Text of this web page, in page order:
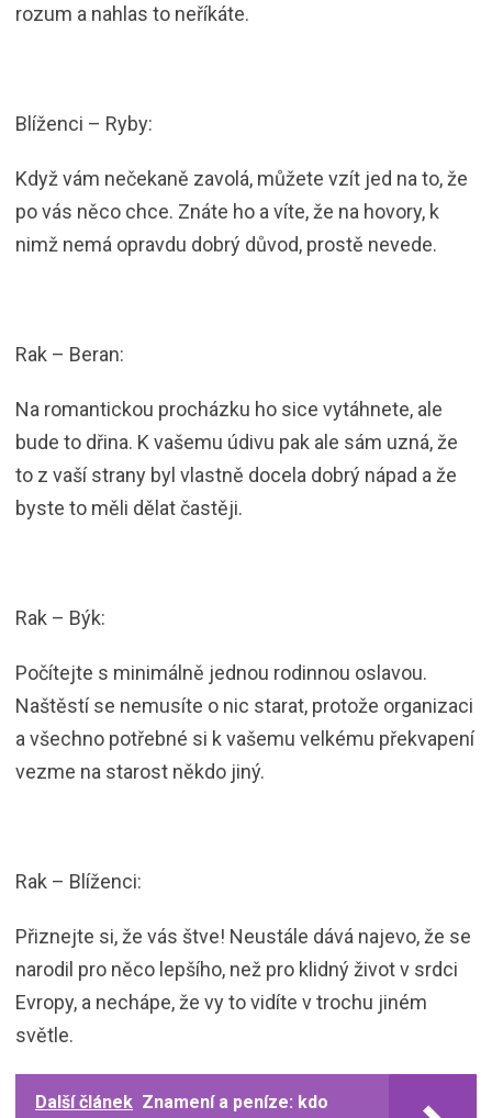
rozum a nahlas to neříkáte.
Blíženci – Ryby:
Když vám nečekaně zavolá, můžete vzít jed na to, že
po vás něco chce. Znáte ho a víte, že na hovory, k
nimž nemá opravdu dobrý důvod, prostě nevede.
Rak – Beran:
Na romantickou procházku ho sice vytáhnete, ale
bude to dřina. K vašemu údivu pak ale sám uzná, že
to z vaší strany byl vlastně docela dobrý nápad a že
byste to měli dělat častěji.
Rak – Býk:
Počítejte s minimálně jednou rodinnou oslavou.
Naštěstí se nemusíte o nic starat, protože organizaci
a všechno potřebné si k vašemu velkému překvapení
vezme na starost někdo jiný.
Rak – Blíženci:
Přiznejte si, že vás štve! Neustále dává najevo, že se
narodil pro něco lepšího, než pro klidný život v srdci
Evropy, a nechápe, že vy to vidíte v trochu jiném
světle.
Další článek Znamení a peníze: kdo